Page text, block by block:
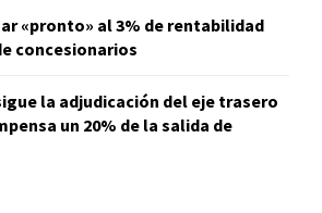
«pronto» al 3% de rentabilidad
concesionarios
la adjudicación del eje trasero
un 20% de la salida de